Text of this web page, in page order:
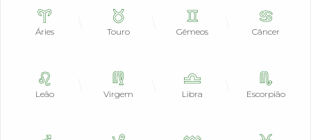
Áries Touro Gêmeos Câncer
Leão Virgem Libra Escorpião